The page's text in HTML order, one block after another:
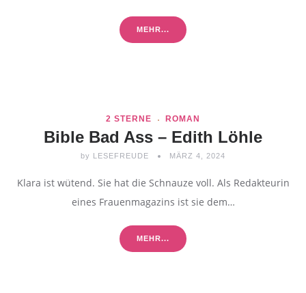
MEHR...
2 STERNE ROMAN
Bible Bad Ass – Edith Löhle
by LESEFREUDE MÄRZ 4, 2024
Klara ist wütend. Sie hat die Schnauze voll. Als Redakteurin
eines Frauenmagazins ist sie dem…
MEHR...